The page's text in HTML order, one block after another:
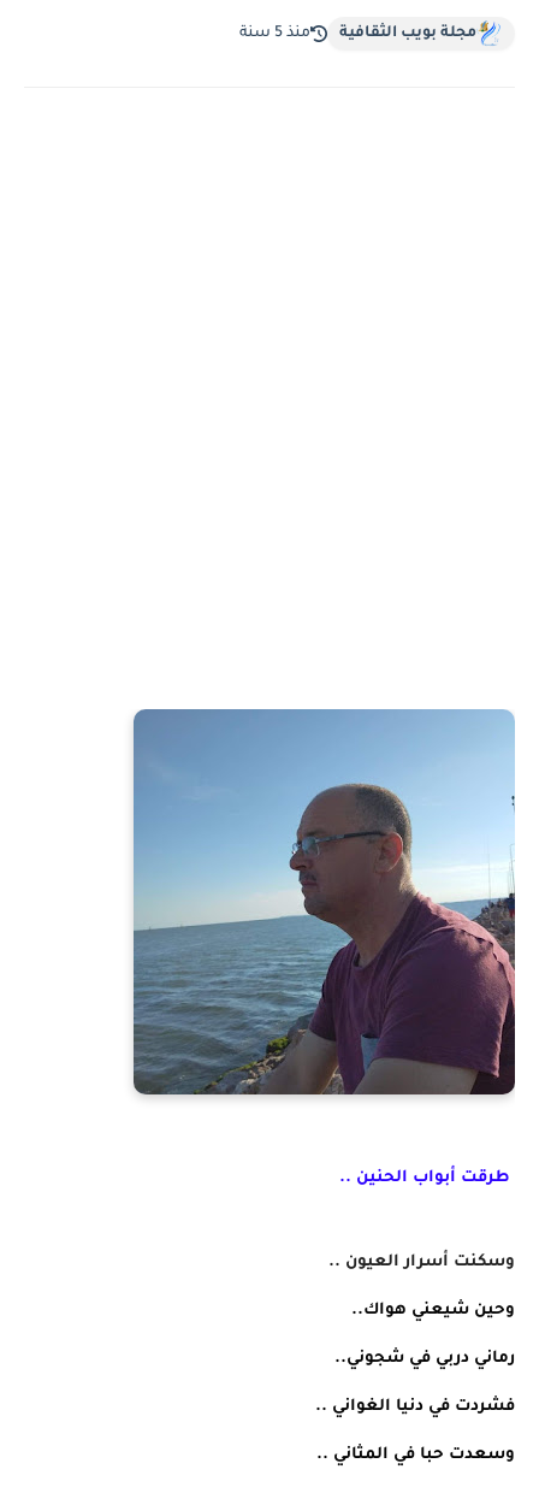
مجلة بويب الثقافية منذ 5 سنة
طرقت أبواب الحنين ..
وسكنت أسرار العيون ..
وحين شيعني هواك..
رماني دربي في شجوني..
فشردت في دنيا الغواني ..
وسعدت حبا في المثاني ..